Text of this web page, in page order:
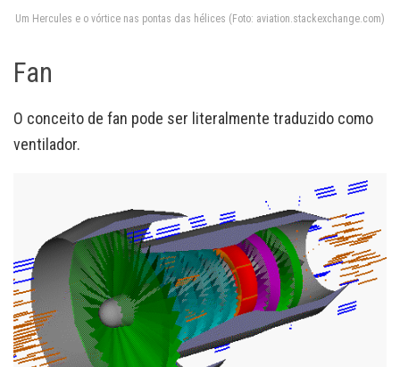
Um Hercules e o vórtice nas pontas das hélices (Foto: aviation.stackexchange.com)
Fan
O conceito de fan pode ser literalmente traduzido como
ventilador.